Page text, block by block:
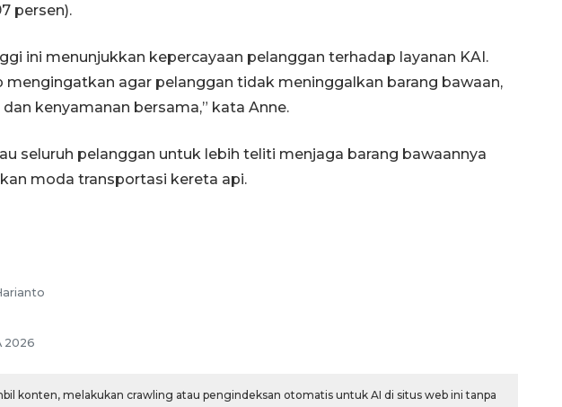
persen).
ini menunjukkan kepercayaan pelanggan terhadap layanan KAI.
mengingatkan agar pelanggan tidak meninggalkan barang bawaan,
kenyamanan bersama,” kata Anne.
seluruh pelanggan untuk lebih teliti menjaga barang bawaannya
moda transportasi kereta api.
2026
konten, melakukan crawling atau pengindeksan otomatis untuk AI di situs web ini tanpa